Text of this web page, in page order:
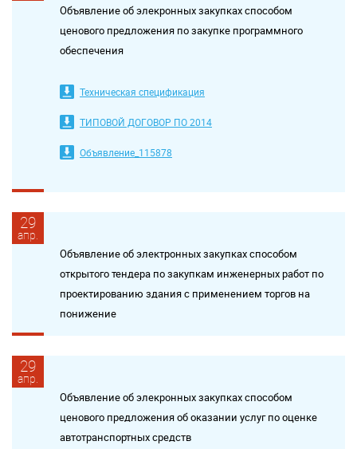
Объявление об элекронных закупках способом
ценового предложения по закупке программного
обеспечения
Техническая спецификация
ТИПОВОЙ ДОГОВОР ПО 2014
Объявление_115878
29
апр.
Объявление об электронных закупках способом
открытого тендера по закупкам инженерных работ по
проектированию здания с применением торгов на
понижение
29
апр.
Объявление об элекронных закупках способом
ценового предложения об оказании услуг по оценке
автотранспортных средств